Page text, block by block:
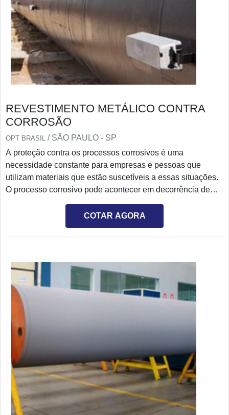
REVESTIMENTO METÁLICO CONTRA
CORROSÃO
OPT BRASIL / SÃO PAULO - SP
A proteção contra os processos corrosivos é uma
necessidade constante para empresas e pessoas que
utilizam materiais que estão suscetíveis a essas situações.
O processo corrosivo pode acontecer em decorrência de
substâncias que causam algum tipo de corrosão.Para evitar
a corrosão e proporcionar a durabilidade dos materiais, é
possível realizar o revestimento metálico contra corrosão.
que i
COTAR AGORA